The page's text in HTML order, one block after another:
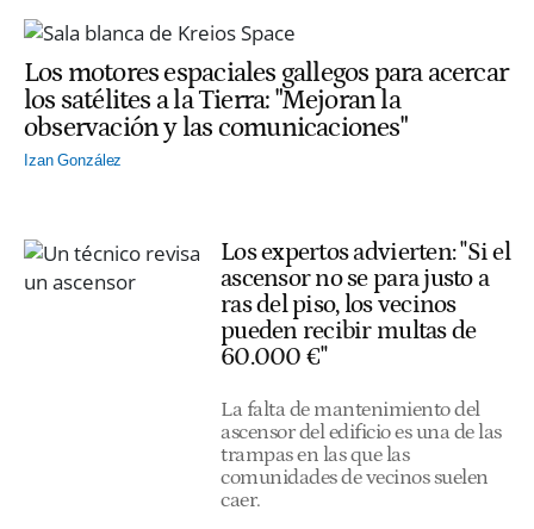
Los motores espaciales gallegos para acercar
los satélites a la Tierra: "Mejoran la
observación y las comunicaciones"
Izan González
Los expertos advierten: "Si el
ascensor no se para justo a
ras del piso, los vecinos
pueden recibir multas de
60.000 €"
La falta de mantenimiento del
ascensor del edificio es una de las
trampas en las que las
comunidades de vecinos suelen
caer.